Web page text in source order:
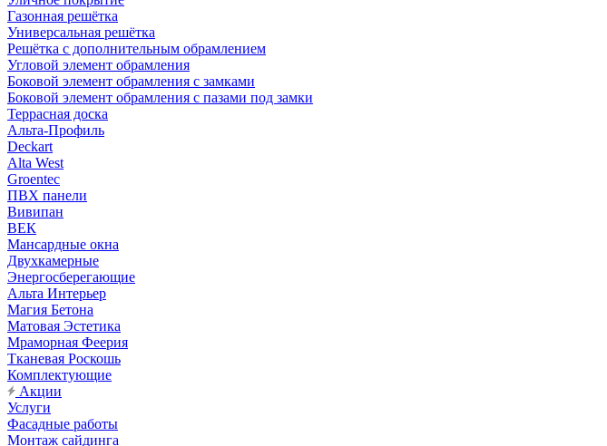
Газонная решётка
Универсальная решётка
Решётка с дополнительным обрамлением
Угловой элемент обрамления
Боковой элемент обрамления с замками
Боковой элемент обрамления с пазами под замки
Террасная доска
Альта-Профиль
Deckart
Alta West
Groentec
ПВХ панели
Вивипан
ВЕК
Мансардные окна
Двухкамерные
Энергосберегающие
Альта Интерьер
Магия Бетона
Матовая Эстетика
Мраморная Феерия
Тканевая Роскошь
Комплектующие
Акции
Услуги
Фасадные работы
Монтаж сайдинга